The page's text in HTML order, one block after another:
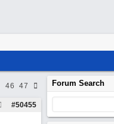
46 47
#50455
Forum Search